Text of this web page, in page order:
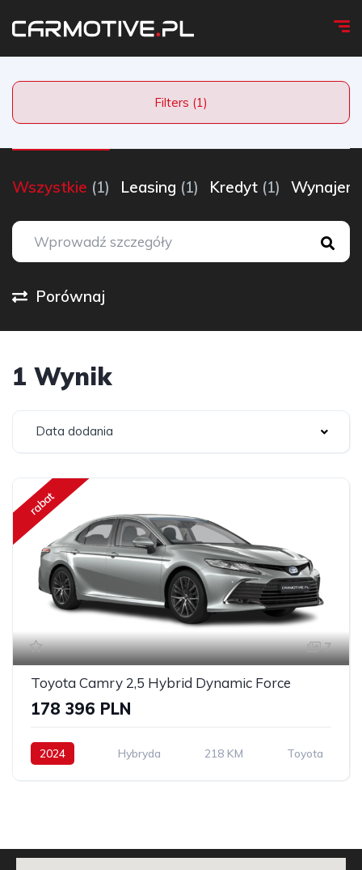
Filters (1)
Wszystkie (1) Leasing (1) Kredyt (1) Wynajem
Porównaj
1 Wynik
Data dodania
rabat
7
Toyota Camry 2,5 Hybrid Dynamic Force
178 396 PLN
2024 Hybryda 218 KM Toyota